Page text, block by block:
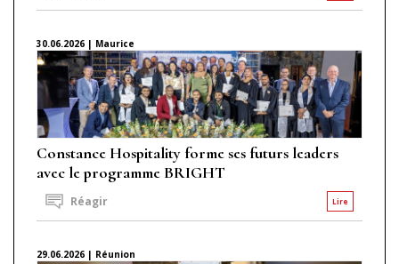
30.06.2026 | Maurice
Constance Hospitality forme ses futurs leaders
avec le programme BRIGHT
Lire
Réagir
29.06.2026 | Réunion